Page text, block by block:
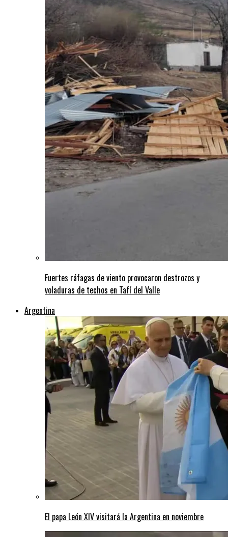
Fuertes ráfagas de viento provocaron destrozos y
voladuras de techos en Tafí del Valle
Argentina
El papa León XIV visitará la Argentina en noviembre